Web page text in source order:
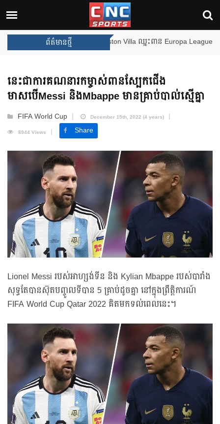
ព័ត៌មានថ្មី Arsenal បញ្ចប់ការរង់ចាំ ២២ ឆ្នាំ
នេះជាការគណនារកម្ចាស់ពានស្បែកជើង
មាសបើMessi និងMbappe មានគ្រាប់បាល់ស្មើគ្នា
FIFA World Cup
December 15th, 2022 (4 years)
8944 Views
Share
Lionel Messi របស់អាហ្សង់ទីន និង Kylian Mbappe របស់បារាំង
សុទ្ធតែបានស៊ុតបញ្ចូលទីបាន 5 គ្រាប់ដូចគ្នា នៅក្នុងព្រឹត្តិការណ៍
FIFA World Cup Qatar 2022 គិតមកទល់ពេលនេះ។